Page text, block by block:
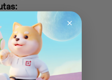
att få en (1)
x 1000
143,08 kr).
få en (1) inlösenkod
81 Pro